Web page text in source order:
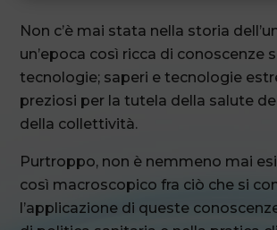
Non c’è mai stata nella storia
un’epoca così ricca di conoscenze
tecnologie; saperi e tecnologie
preziosi per la tutela della salute
della collettività.
Purtroppo, non è nemmeno mai
così macroscopico fra ciò che si
l’applicazione di queste